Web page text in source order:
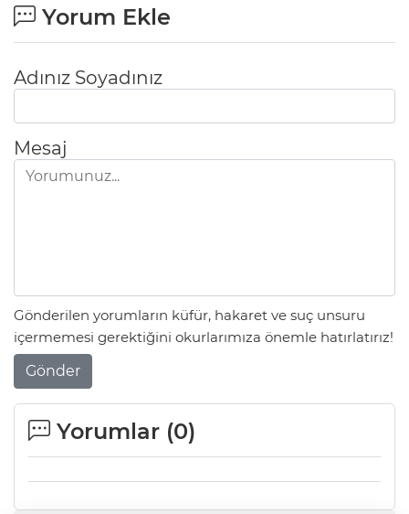
Yorum Ekle
Adınız Soyadınız
Mesaj
Gönderilen yorumların küfür, hakaret ve suç unsuru
içermemesi gerektiğini okurlarımıza önemle hatırlatırız!
Gönder
Yorumlar (0)